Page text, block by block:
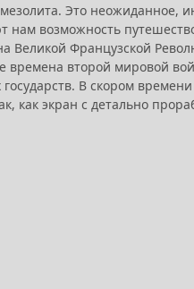
Это неожиданное,
возможность
Великой Французской
времена второй мировой
В скором
как экран с детально